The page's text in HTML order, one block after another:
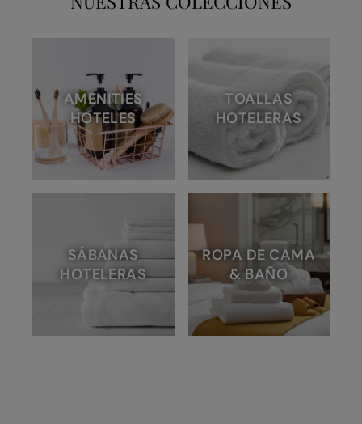
AMENITIES
HOTELES
TOALLAS
HOTELERAS
SÁBANAS
HOTELERAS
ROPA DE CAMA
& BAÑO